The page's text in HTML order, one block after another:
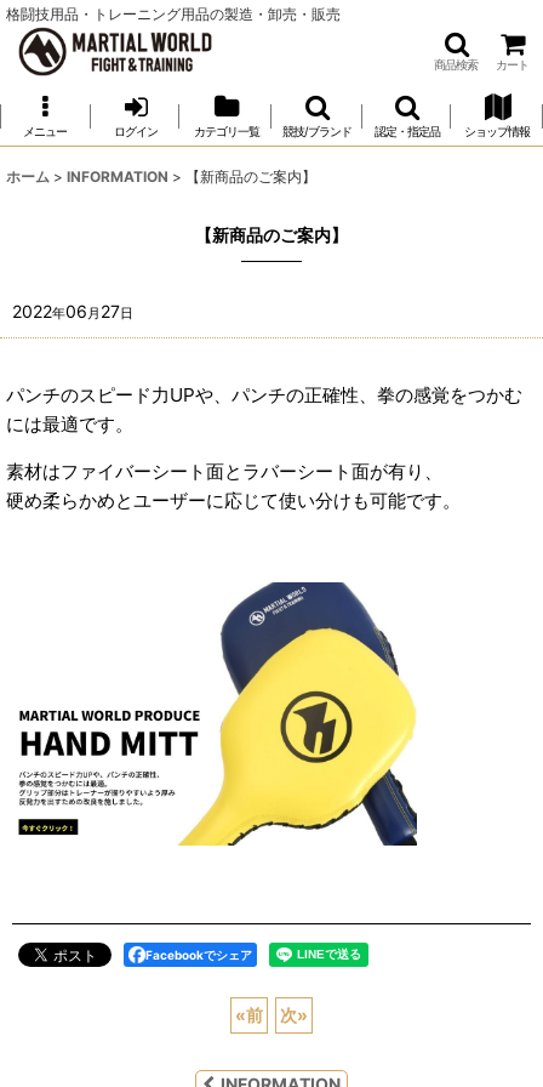
格闘技用品・トレーニング用品の製造・卸売・販売
商品検索 カート
メニュー ログイン カテゴリ一覧 競技/ブランド 認定・指定品 ショップ情報
ホーム > INFORMATION > 【新商品のご案内】
【新商品のご案内】
2022年06 月 27日
パンチのスピード力UPや、パンチの正確性、拳の感覚をつかむ
には最適です。
素材はファイバーシート面とラバーシート面が有り、
硬め柔らかめとユーザーに応じて使い分けも可能です。
Facebookでシェア
«前 次»